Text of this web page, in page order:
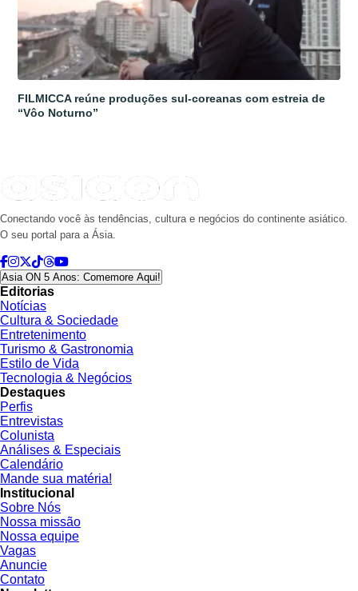
FILMICCA reúne produções sul-coreanas com estreia de
“Vôo Noturno”
Conectando você às tendências, cultura e negócios do continente asiático.
O seu portal para a Ásia.
Asia ON 5 Anos: Comemore Aqui!
Editorias
Notícias
Cultura & Sociedade
Entretenimento
Turismo & Gastronomia
Estilo de Vida
Tecnologia & Negócios
Destaques
Perfis
Entrevistas
Colunista
Análises & Especiais
Calendário
Mande sua matéria!
Institucional
Sobre Nós
Nossa missão
Nossa equipe
Vagas
Anuncie
Contato